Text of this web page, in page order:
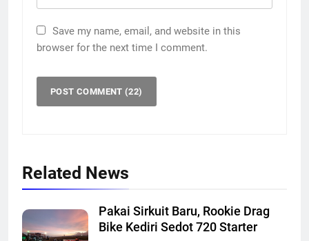
Save my name, email, and website in this
browser for the next time I comment.
Related News
Pakai Sirkuit Baru, Rookie Drag
Bike Kediri Sedot 720 Starter